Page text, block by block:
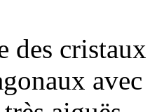
des
avec